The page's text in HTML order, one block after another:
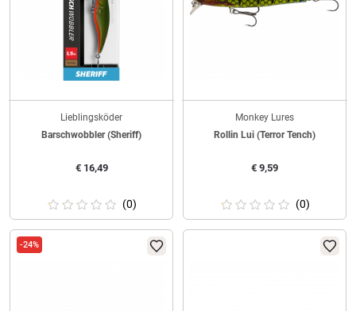
Lieblingsköder
Barschwobbler (Sheriff)
€16,49
(0)
Monkey Lures
Rollin Lui (Terror Tench)
€ 9,59
(0)
-24%